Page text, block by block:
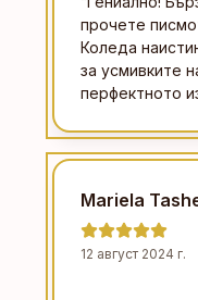
прочете
Коледа
за усмивките
перфектното
Mariela
12 август 2024 г.